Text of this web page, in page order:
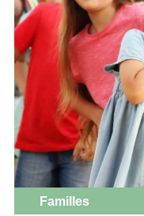
Familles